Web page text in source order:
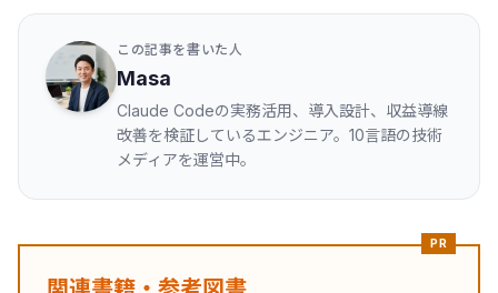
この記事を書いた人
Masa
Claude Codeの実務活用、導入設計、収益導線
改善を検証しているエンジニア。10言語の技術
メディアを運営中。
PR